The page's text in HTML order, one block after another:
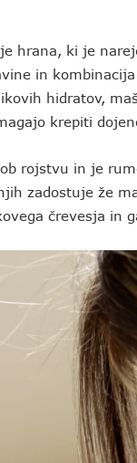
hrana, ki je
in
hidratov,
krepiti
rojstvu in je
zadostuje že
črevesja in